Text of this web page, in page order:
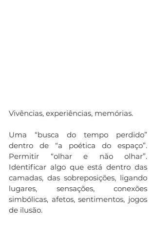
Vivências, experiências, memórias.
Uma “busca do tempo perdido”
dentro de “a poética do espaço”.
Permitir “olhar e não olhar”.
Identificar algo que está dentro das
camadas, das sobreposições, ligando
lugares, sensações, conexões
simbólicas, afetos, sentimentos, jogos
de ilusão.